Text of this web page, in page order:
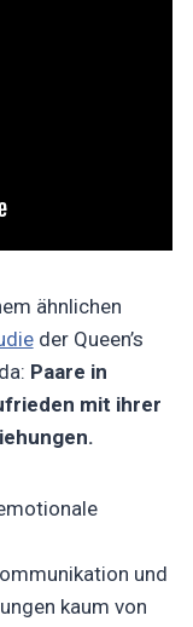
ähnlichen
der Queen’s
Paare in
mit ihrer
und
kaum von